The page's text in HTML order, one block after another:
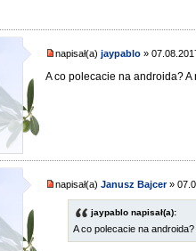
napisał(a)jaypablo »
A co polecacie na androida?
napisał(a)Janusz Bajcer»
jaypablo napisał(a):
A co polecacie na